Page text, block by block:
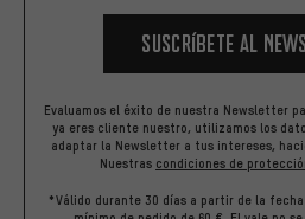
Suscríbete al
Evaluamos el éxito de nuestra Newsletter
ya eres cliente nuestro, utilizamos los
adaptar la Newsletter a tus intereses,
Nuestras condiciones de
*Válido durante 30 días a partir de la